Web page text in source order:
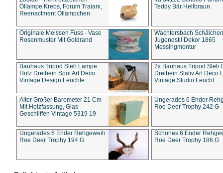
Öllampe Krebs, Forum Traiani,
Reenactment Öllämpchen
Teddy Bär Hellbraun
Originale Meissen Fuss - Vase
Rosenmuster Mit Goldrand
Wächtersbach Schälchen
Jugendstil Dekor 1865
Messingmontur
Bauhaus Tripod Steh Lampe
Holz Dreibein Spot Art Deco
Vintage Design Leuchte
2x Bauhaus Tripod Steh
Dreibein Stativ Art Deco
Vintage Studio Leucht
Alter Großer Barometer 21 Cm
Mit Holzfassung, Glas
Geschliffen Vintage 5319 19
Ungerades 6 Ender
Roe Deer Trophy 242 G
Ungerades 6 Ender Rehgeweih
Roe Deer Trophy 194 G
Schönes 6 Ender
Roe Deer Trophy 186 G